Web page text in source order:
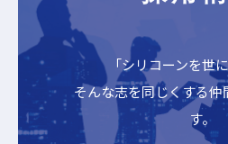
「シリコーンを世
そんな志を同じくする仲
す。